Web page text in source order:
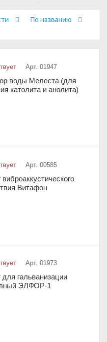
По названию
Арт. 01947
воды Мелеста (для
католита и анолита)
Арт. 00585
Витафон
Арт. 01973
для гальванизации
ЭЛФОР-1